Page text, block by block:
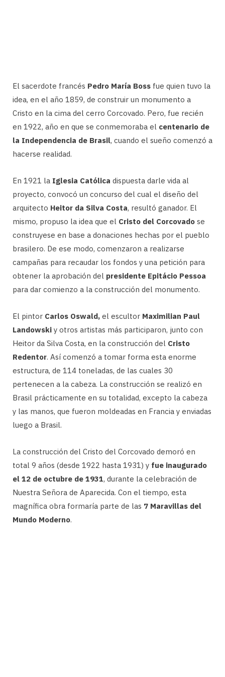
El sacerdote francés Pedro María Boss fue quien tuvo la
idea, en el año 1859, de construir un monumento a
Cristo en la cima del cerro Corcovado. Pero, fue recién
en 1922, año en que se conmemoraba el centenario de
la Independencia de Brasil, cuando el sueño comenzó a
hacerse realidad.
En 1921 la Iglesia Católica dispuesta darle vida al
proyecto, convocó un concurso del cual el diseño del
arquitecto Heitor da Silva Costa, resultó ganador. El
mismo, propuso la idea que el Cristo del Corcovado se
construyese en base a donaciones hechas por el pueblo
brasilero. De ese modo, comenzaron a realizarse
campañas para recaudar los fondos y una petición para
obtener la aprobación del presidente Epitácio Pessoa
para dar comienzo a la construcción del monumento.
El pintor Carlos Oswald, el escultor Maximilian Paul
Landowski y otros artistas más participaron, junto con
Heitor da Silva Costa, en la construcción del Cristo
Redentor. Así comenzó a tomar forma esta enorme
estructura, de 114 toneladas, de las cuales 30
pertenecen a la cabeza. La construcción se realizó en
Brasil prácticamente en su totalidad, excepto la cabeza
y las manos, que fueron moldeadas en Francia y enviadas
luego a Brasil.
La construcción del Cristo del Corcovado demoró en
total 9 años (desde 1922 hasta 1931) y fue inaugurado
el 12 de octubre de 1931, durante la celebración de
Nuestra Señora de Aparecida. Con el tiempo, esta
magnífica obra formaría parte de las 7 Maravillas del
Mundo Moderno.